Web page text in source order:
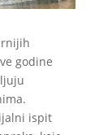
godine
ispit